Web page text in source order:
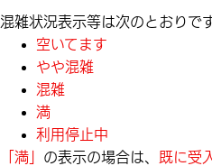
混雑状況表示等は次のとおりです
空いてます
やや混雑
混雑
満
利用停止中
「満」 の表示の場合は、 既に受